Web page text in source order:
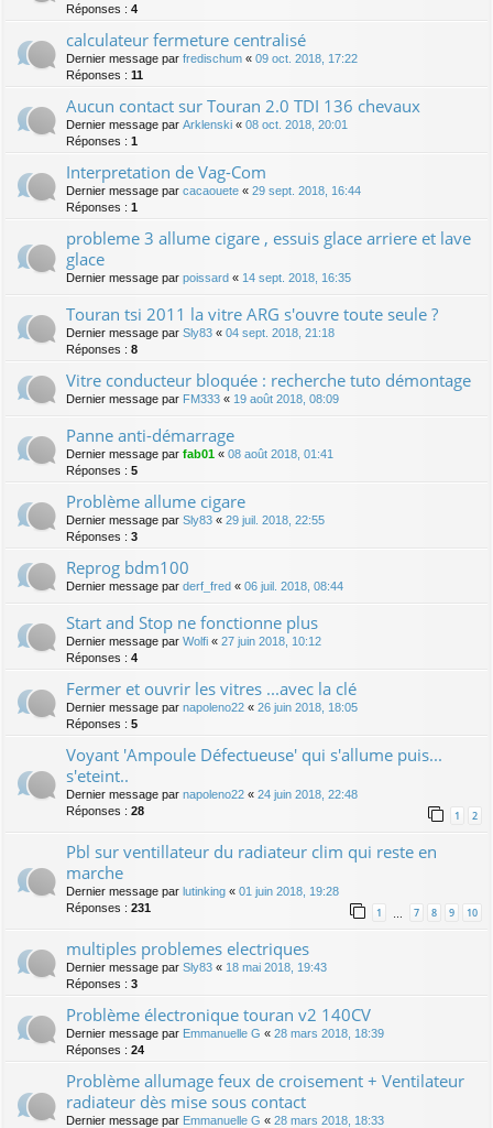
Réponses : 4
calculateur fermeture centralisé
Dernier message par fredischum « 09 oct. 2018, 17:22
Réponses : 11
Aucun contact sur Touran 2.0 TDI 136 chevaux
Dernier message par Arklenski « 08 oct. 2018, 20:01
Réponses : 1
Interpretation de Vag-Com
Dernier message par cacaouete « 29 sept. 2018, 16:44
Réponses : 1
probleme 3 allume cigare , essuis glace arriere et lave
glace
Dernier message par poissard « 14 sept. 2018, 16:35
Touran tsi 2011 la vitre ARG s'ouvre toute seule ?
Dernier message par Sly83 « 04 sept. 2018, 21:18
Réponses : 8
Vitre conducteur bloquée : recherche tuto démontage
Dernier message par FM333 « 19 août 2018, 08:09
Panne anti-démarrage
Dernier message par fab01 « 08 août 2018, 01:41
Réponses : 5
Problème allume cigare
Dernier message par Sly83 « 29 juil. 2018, 22:55
Réponses : 3
Reprog bdm100
Dernier message par derf_fred « 06 juil. 2018, 08:44
Start and Stop ne fonctionne plus
Dernier message par Wolfi « 27 juin 2018, 10:12
Réponses : 4
Fermer et ouvrir les vitres ...avec la clé
Dernier message par napoleno22 « 26 juin 2018, 18:05
Réponses : 5
Voyant 'Ampoule Défectueuse' qui s'allume puis...
s'eteint..
Dernier message par napoleno22 « 24 juin 2018, 22:48
Réponses : 28 1 2
Pbl sur ventillateur du radiateur clim qui reste en
marche
Dernier message par lutinking « 01 juin 2018, 19:28
Réponses : 231 1 7 8 9 10
multiples problemes electriques
Dernier message par Sly83 « 18 mai 2018, 19:43
Réponses : 3
Problème électronique touran v2 140CV
Dernier message par Emmanuelle G « 28 mars 2018, 18:39
Réponses : 24
Problème allumage feux de croisement + Ventilateur
radiateur dès mise sous contact
Dernier message par Emmanuelle G « 28 mars 2018, 18:33